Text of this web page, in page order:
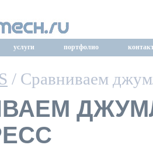
услуги портфолио
/ Сравниваем